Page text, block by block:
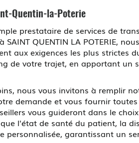
Quentin-la-Poterie
prestataire de services de
QUENTIN LA POTERIE,
aux exigences les plus strictes
de votre trajet, en apportant un
nous vous invitons à remplir
demande et vous fournir
vous guideront dans le
l'état de santé du patient, la
personnalisée, garantissant un